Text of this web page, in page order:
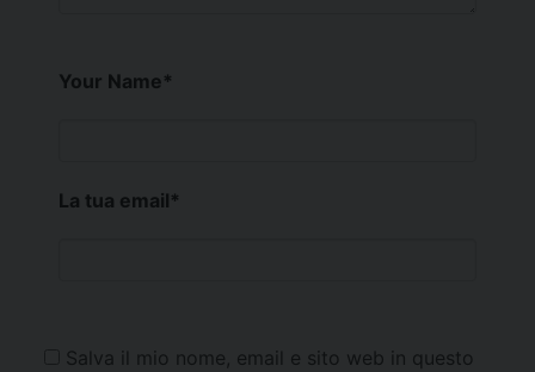
Your Name*
La tua email*
Salva il mio nome, email e sito web in questo